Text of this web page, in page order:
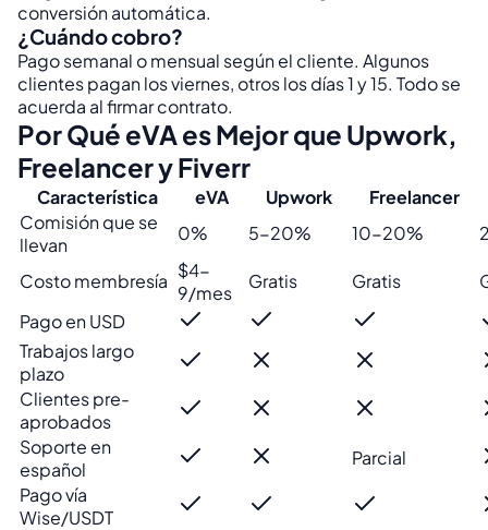
conversión automática.
¿Cuándo cobro?
Pago semanal o mensual según el cliente. Algunos
clientes pagan los viernes, otros los días 1 y 15. Todo se
acuerda al firmar contrato.
Por Qué eVA es Mejor que Upwork,
Freelancer y Fiverr
Característica eVA Upwork
Freelancer
Comisión que se
llevan
0% 5-20% 10-20%
Costo membresía $4-
9/mes
Gratis Gratis
Pago en USD
Trabajos largo
plazo
Clientes pre-
aprobados
Soporte en
español
Parcial
Pago vía
Wise/USDT